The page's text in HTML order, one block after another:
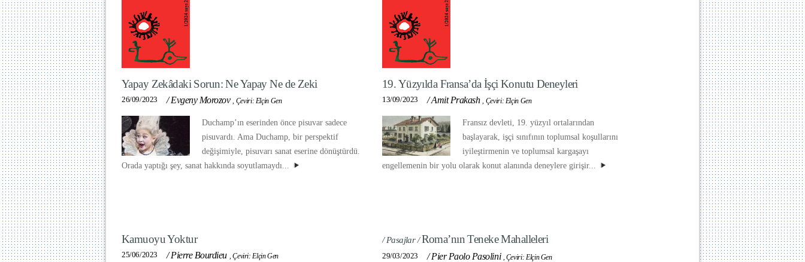
Yapay Zekâdaki Sorun: Ne Yapay Ne de Zeki
26/09/2023 /Evgeny Morozov , Çeviri: Elçin Gen
Duchamp’ın eserinden önce pisuvar sadece
pisuvardı. Ama Duchamp, bir perspektif
değişimiyle, pisuvarı sanat eserine dönüştürdü.
Orada yaptığı şey, sanat hakkında soyutlamaydı...
19. Yüzyılda Fransa’da İşçi Konutu Deneyleri
13/09/2023 /Amit Prakash , Çeviri: Elçin Gen
Fransız devleti, 19. yüzyıl ortalarından
başlayarak, işçi sınıfının toplumsal koşullarını
iyileştirmenin ve toplumsal kargaşayı
engellemenin bir yolu olarak konut alanında deneylere girişir...
Kamuoyu Yoktur
25/06/2023 /Pierre Bourdieu ,Çeviri: Elçin Gen
/ Pasajlar /Roma’nın Teneke Mahalleleri
29/03/2023 /Pier Paolo Pasolini ,Çeviri: Elçin Gen